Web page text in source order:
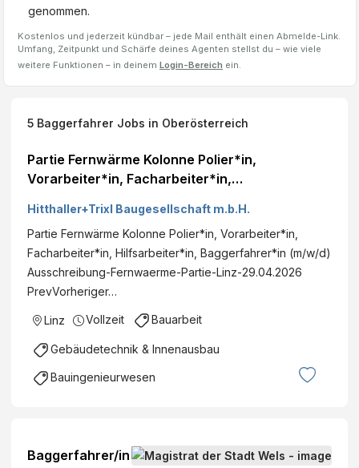
genommen.
Kostenlos und jederzeit kündbar – jede Mail enthält einen Abmelde-Link.
Umfang, Zeitpunkt und Schärfe deines Agenten stellst du – wie viele
weitere Funktionen – in deinem Login-Bereich ein.
5 Baggerfahrer Jobs in Oberösterreich
Partie Fernwärme Kolonne Polier*in,
Vorarbeiter*in, Facharbeiter*in,
Hitthaller+Trixl Baugesellschaft m.b.H.
Partie Fernwärme Kolonne Polier*in, Vorarbeiter*in,
Facharbeiter*in, Hilfsarbeiter*in, Baggerfahrer*in (m/w/d)
Ausschreibung-Fernwaerme-Partie-Linz-29.04.2026
PrevVorheriger…
Linz Vollzeit Bauarbeit
Gebäudetechnik & Innenausbau
Bauingenieurwesen
Baggerfahrer/in